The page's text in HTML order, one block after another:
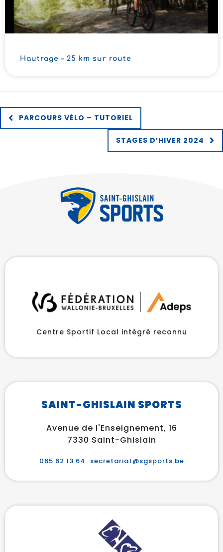
Hautrage – 25 km sur route
PARCOURS VÉLO – TUTORIEL
STAGES D’HIVER 2024
Centre Sportif Local intégré reconnu
SAINT-GHISLAIN SPORTS
Avenue de l'Enseignement, 16
7330 Saint-Ghislain
065 62 13 64 secretariat@sgsports.be